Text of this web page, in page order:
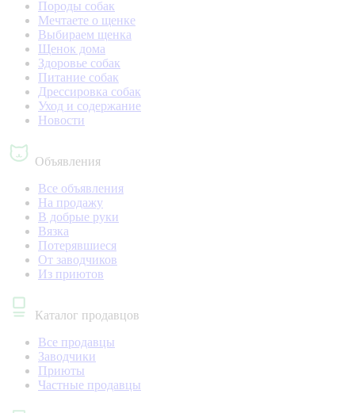
Породы собак
Мечтаете о щенке
Выбираем щенка
Щенок дома
Здоровье собак
Питание собак
Дрессировка собак
Уход и содержание
Новости
Объявления
Все объявления
На продажу
В добрые руки
Вязка
Потерявшиеся
От заводчиков
Из приютов
Каталог продавцов
Все продавцы
Заводчики
Приюты
Частные продавцы